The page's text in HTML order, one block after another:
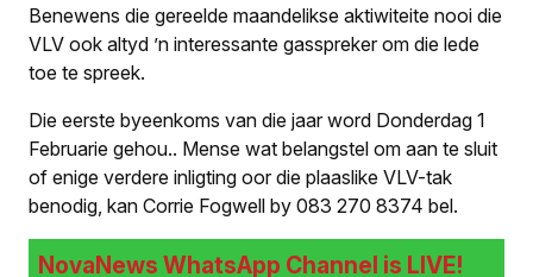
Benewens die gereelde maandelikse aktiwiteite nooi die
VLV ook altyd ’n interessante gasspreker om die lede
toe te spreek.
Die eerste byeenkoms van die jaar word Donderdag 1
Februarie gehou.. Mense wat belangstel om aan te sluit
of enige verdere inligting oor die plaaslike VLV-tak
benodig, kan Corrie Fogwell by 083 270 8374 bel.
NovaNews WhatsApp Channel is LIVE!